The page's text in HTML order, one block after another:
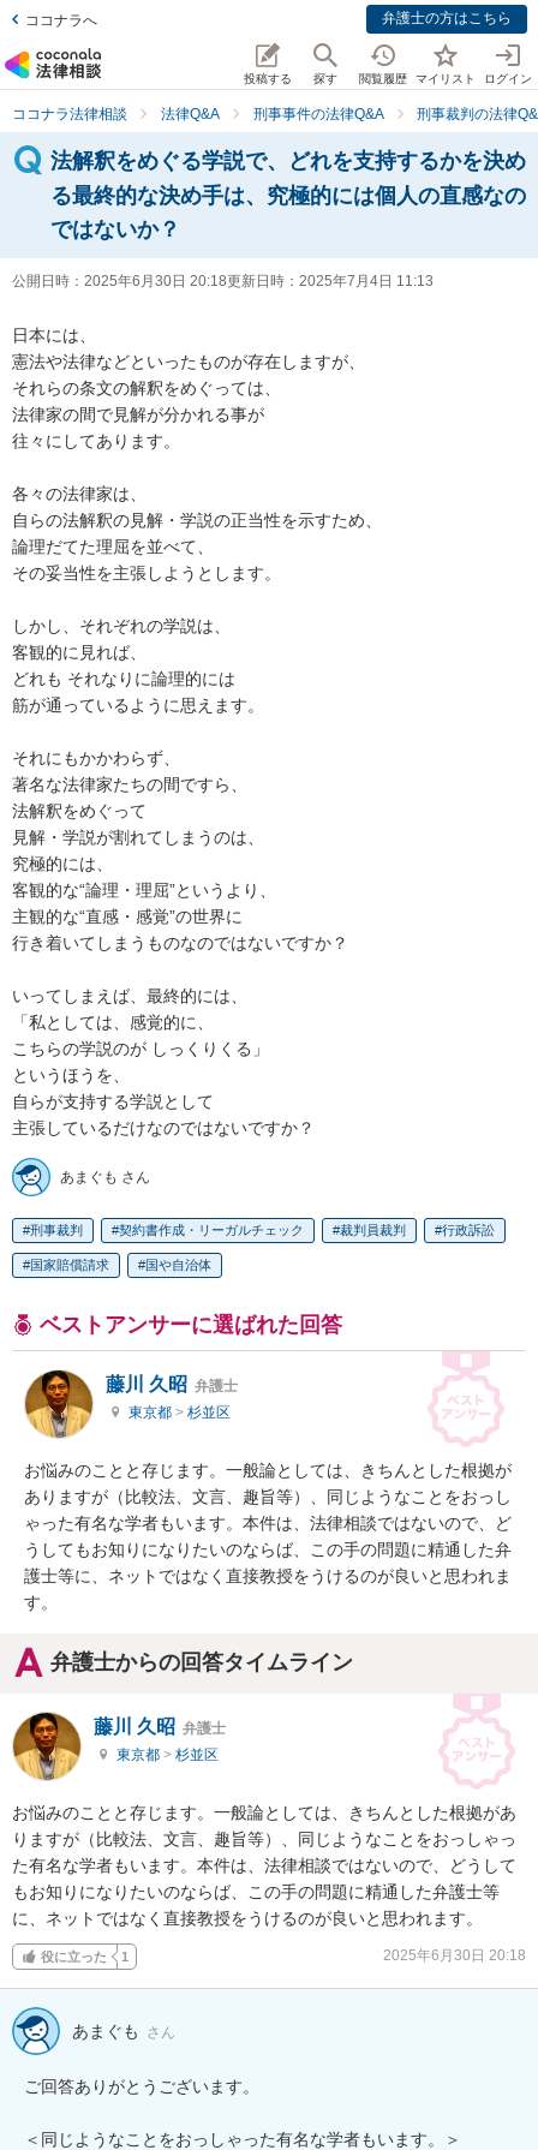
ココナラへ 弁護士の方はこちら
投稿する 探す 閲覧履歴 マイリスト ログイン
ココナラ法律相談 法律Q&A 刑事事件の法律Q&A 刑事裁判の法律
法解釈をめぐる学説で、どれを支持するかを決め
る最終的な決め手は、究極的には個人の直感なの
ではないか？
公開日時： 2025年6月30日 20:18更新日時： 2025年7月4日 11:13
日本には、
憲法や法律などといったものが存在しますが、
それらの条文の解釈をめぐっては、
法律家の間で見解が分かれる事が
往々にしてあります。
各々の法律家は、
自らの法解釈の見解・学説の正当性を示すため、
論理だてた理屈を並べて、
その妥当性を主張しようとします。
しかし、それぞれの学説は、
客観的に見れば、
どれも それなりに論理的には
筋が通っているように思えます。
それにもかかわらず、
著名な法律家たちの間ですら、
法解釈をめぐって
見解・学説が割れてしまうのは、
究極的には、
客観的な“論理・理屈”というより、
主観的な“直感・感覚”の世界に
行き着いてしまうものなのではないですか？
いってしまえば、最終的には、
「私としては、感覚的に、
こちらの学説のが しっくりくる」
というほうを、
自らが支持する学説として
主張しているだけなのではないですか？
あまぐも さん
刑事裁判 契約書作成・リーガルチェック 裁判員裁判 行政訴訟
国家賠償請求 国や自治体
ベストアンサーに選ばれた回答
藤川 久昭 弁護士
東京都 > 杉並区
お悩みのことと存じます。一般論としては、きちんとした根拠が
ありますが（比較法、文言、趣旨等）、同じようなことをおっし
ゃった有名な学者もいます。本件は、法律相談ではないので、ど
うしてもお知りになりたいのならば、この手の問題に精通した弁
護士等に、ネットではなく直接教授をうけるのが良いと思われま
す。
弁護士からの回答タイムライン
藤川 久昭 弁護士
東京都 > 杉並区
お悩みのことと存じます。一般論としては、きちんとした根拠があ
りますが（比較法、文言、趣旨等）、同じようなことをおっしゃっ
た有名な学者もいます。本件は、法律相談ではないので、どうして
もお知りになりたいのならば、この手の問題に精通した弁護士等
に、ネットではなく直接教授をうけるのが良いと思われます。
役に立った 1 2025年6月30日 20:18
あまぐも さん
ご回答ありがとうございます。
＜同じようなことをおっしゃった有名な学者もいます。＞